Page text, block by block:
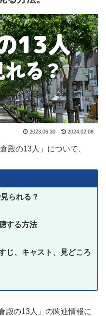
2023.06.30 2024.02.08
殿の13人」について、
られる？
する方法
じ、キャスト、見どころ
殿の13人」の関連情報に